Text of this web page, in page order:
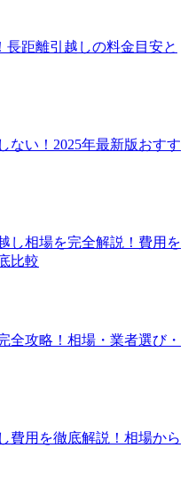
長距離引越しの料金目安と
ない！2025年最新版おすす
し相場を完全解説！費用を
比較
全攻略！相場・業者選び・
費用を徹底解説！相場から